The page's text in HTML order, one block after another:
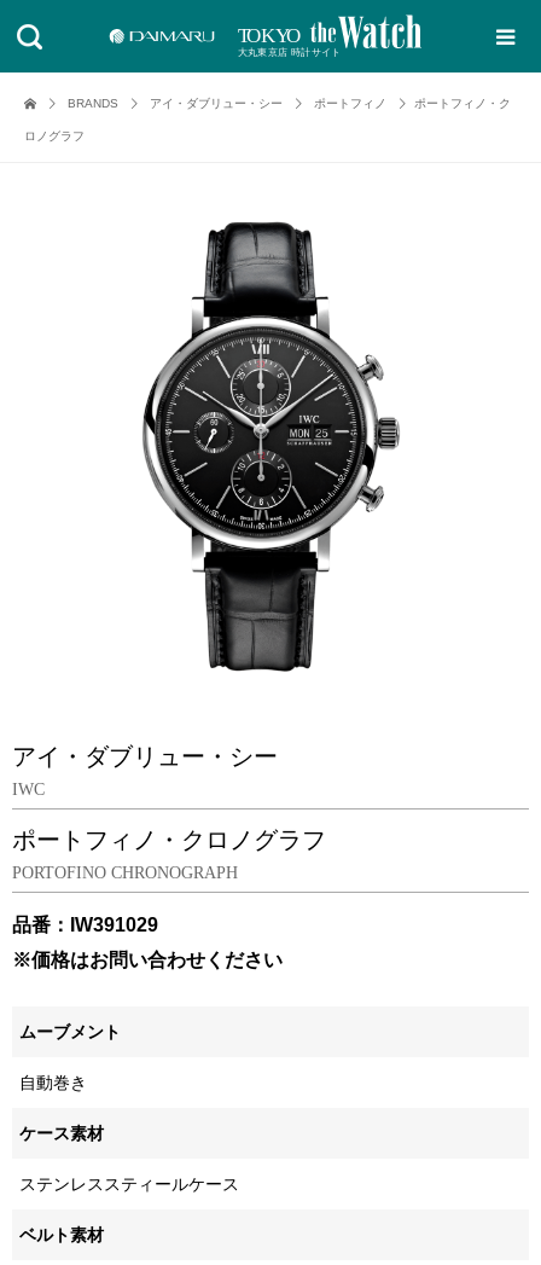
BRANDS アイ・ダブリュー・シー ポートフィノ ポートフィノ・ク
ロノグラフ
アイ・ダブリュー・シー
IWC
ポートフィノ・クロノグラフ
PORTOFINO CHRONOGRAPH
品番：IW391029
※価格はお問い合わせください
ムーブメント
自動巻き
ケース素材
ステンレススティールケース
ベルト素材